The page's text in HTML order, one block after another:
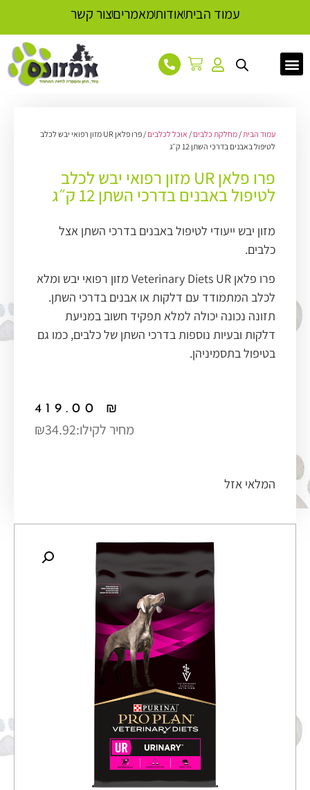
עמוד הביתאודותמאמריםצור קשר
עמוד הבית/ מחלקת כלבים / אוכל לכלבים
/ פרו פלאן UR מזון רפואי יבש לכלב
לטיפול באבנים בדרכי השתן 12 ק״ג
פרו פלאן UR מזון רפואי יבש לכלב
לטיפול באבנים בדרכי השתן 12 ק״ג
מזון יבש ייעודי לטיפול באבנים בדרכי השתן אצל
כלבים.
פרו פלאן Veterinary Diets UR מזון רפואי יבש ומלא
לכלב המתמודד עם דלקות או אבנים בדרכי השתן.
תזונה נכונה יכולה למלא תפקיד חשוב במניעת
דלקות ובעיות נוספות בדרכי השתן של כלבים, כמו גם
בטיפול בתסמיניהן.
419.00 ₪
מחיר לקילו:₪34.92
המלאי אזל